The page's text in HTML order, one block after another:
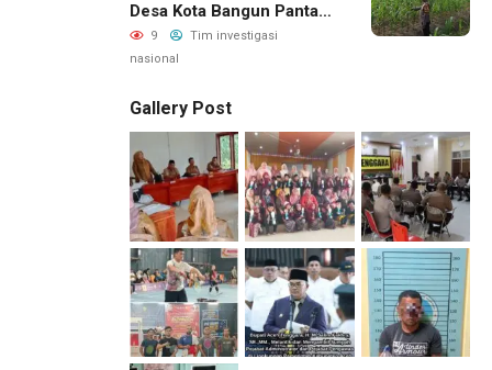
Desa Kota Bangun Pantau
Perkembangan Tanaman
Jagung Milik Desa
9
Tim investigasi
nasional
Gallery Post